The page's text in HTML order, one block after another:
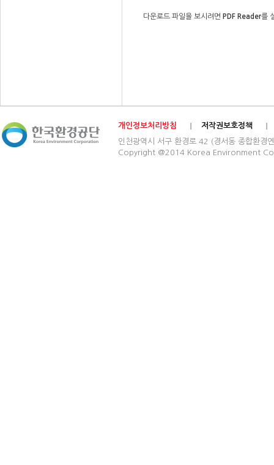
다운로드 파일을 보시려면 PDF Reader를
개인정보처리방침
저작권보호정책
인천광역시 서구 환경로 42 (경서동 종합
Copyright @2014 Korea Environment